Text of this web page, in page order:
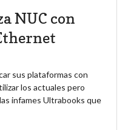
NUC con
sus plataformas con
los actuales pero
infames Ultrabooks que